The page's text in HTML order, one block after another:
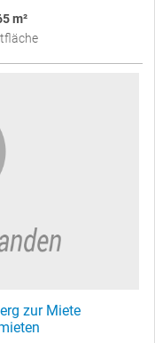
m²
zur Miete